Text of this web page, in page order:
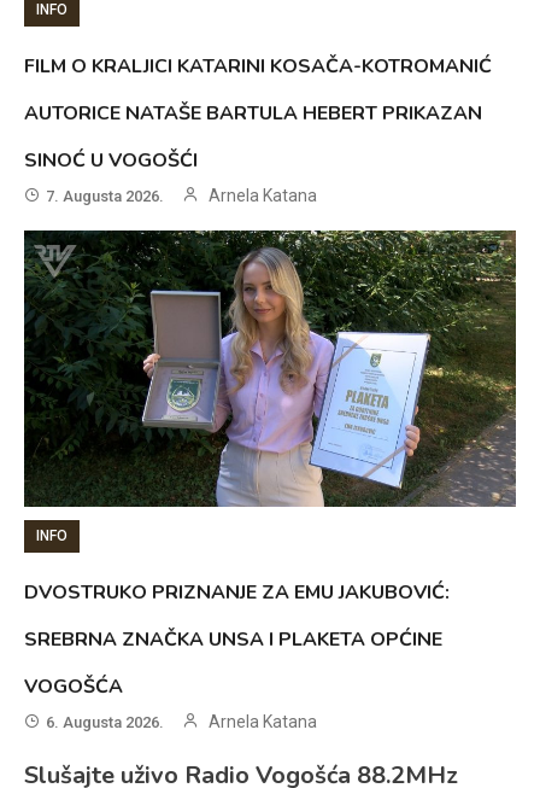
INFO
FILM O KRALJICI KATARINI KOSAČA-KOTROMANIĆ
AUTORICE NATAŠE BARTULA HEBERT PRIKAZAN
SINOĆ U VOGOŠĆI
7. Augusta 2026. Arnela Katana
INFO
DVOSTRUKO PRIZNANJE ZA EMU JAKUBOVIĆ:
SREBRNA ZNAČKA UNSA I PLAKETA OPĆINE
VOGOŠĆA
6. Augusta 2026. Arnela Katana
Slušajte uživo Radio Vogošća 88.2MHz